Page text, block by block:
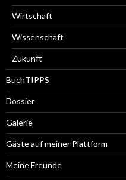
Wirtschaft
Wissenschaft
Zukunft
BuchTIPPS
Dossier
Galerie
Gäste auf meiner Plattform
Meine Freunde